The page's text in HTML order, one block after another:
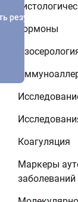
Гормоны
Коагуляция
Маркеры
заболеваний
результатов